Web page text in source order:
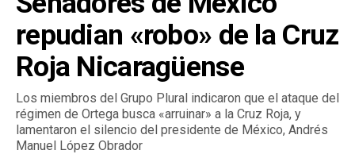
repudian «robo» de la Cruz
Roja Nicaragüense
Los miembros del Grupo Plural indicaron que el ataque del
régimen de Ortega busca «arruinar» a la Cruz Roja, y
lamentaron el silencio del presidente de México, Andrés
Manuel López Obrador